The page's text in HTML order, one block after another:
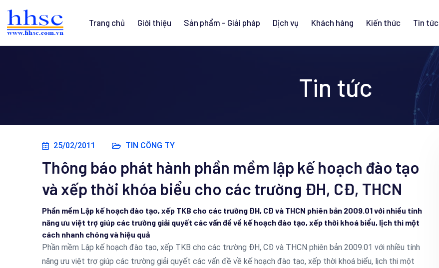
Trang chủ Giới thiệu Sản phẩm - Giải pháp Dịch vụ Khách hàng Kiến thức Tin tức
Tin tức
25/02/2011 TIN CÔNG TY
Thông báo phát hành phần mềm lập kế hoạch đào tạo
và xếp thời khóa biểu cho các trường ĐH, CĐ, THCN
Phần mềm Lập kế hoạch đào tạo, xếp TKB cho các trường ĐH, CĐ và THCN phiên bản 2009.01 với nhiều tính
năng ưu việt trợ giúp các trường giải quyết các vấn đề về kế hoạch đào tạo, xếp thời khoá biểu, lịch thi một
cách nhanh chóng và hiệu quả
Phần mềm Lập kế hoạch đào tạo, xếp TKB cho các trường ĐH, CĐ và THCN phiên bản 2009.01 với nhiều tính
năng ưu việt trợ giúp các trường giải quyết các vấn đề về kế hoạch đào tạo, xếp thời khoá biểu, lịch thi một